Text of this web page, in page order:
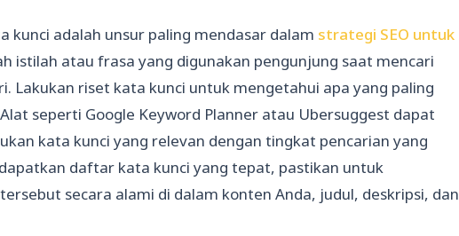
kunci adalah unsur paling mendasar dalam strategi SEO untuk
istilah atau frasa yang digunakan pengunjung saat mencari
Lakukan riset kata kunci untuk mengetahui apa yang paling
seperti Google Keyword Planner atau Ubersuggest dapat
kata kunci yang relevan dengan tingkat pencarian yang
daftar kata kunci yang tepat, pastikan untuk
secara alami di dalam konten Anda, judul, deskripsi, dan